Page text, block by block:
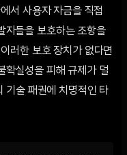
서 사용자 자금을 직접
자들을 보호하는 조항을
러한 보호 장치가 없다면
확실성을 피해 규제가 덜
기술 패권에 치명적인 타